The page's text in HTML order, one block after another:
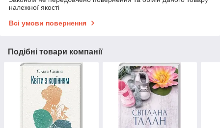
належної якості
Всі умови повернення
Подібні товари компанії